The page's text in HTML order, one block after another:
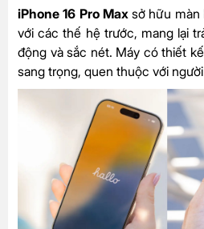
iPhone 16 Pro Maxsở hữu màn
với các thế hệ trước, mang lại
động và sắc nét. Máy có thiết
sang trọng, quen thuộc với